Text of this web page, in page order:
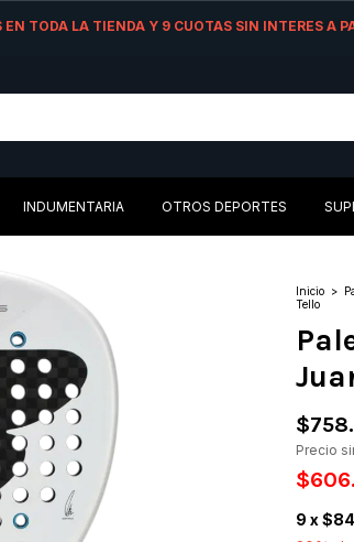
TODA LA TIENDA Y 9 CUOTAS SIN INTERES A
INDUMENTARIA OTROS DEPORTES
Inicio >
Tello
Precio
9 x